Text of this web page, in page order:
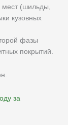
(шильды,
кузовных
фазы
покрытий.
за